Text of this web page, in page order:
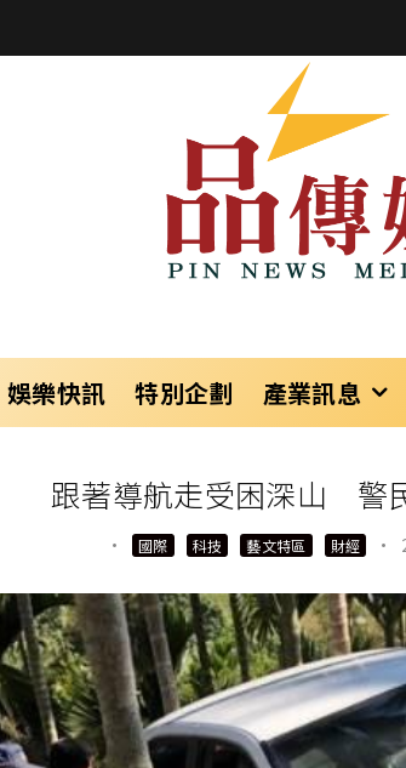
娛樂快訊 特別企劃 產業訊息
跟著導航走受困深山 警
· 國際 科技 藝文特區 財經 ·